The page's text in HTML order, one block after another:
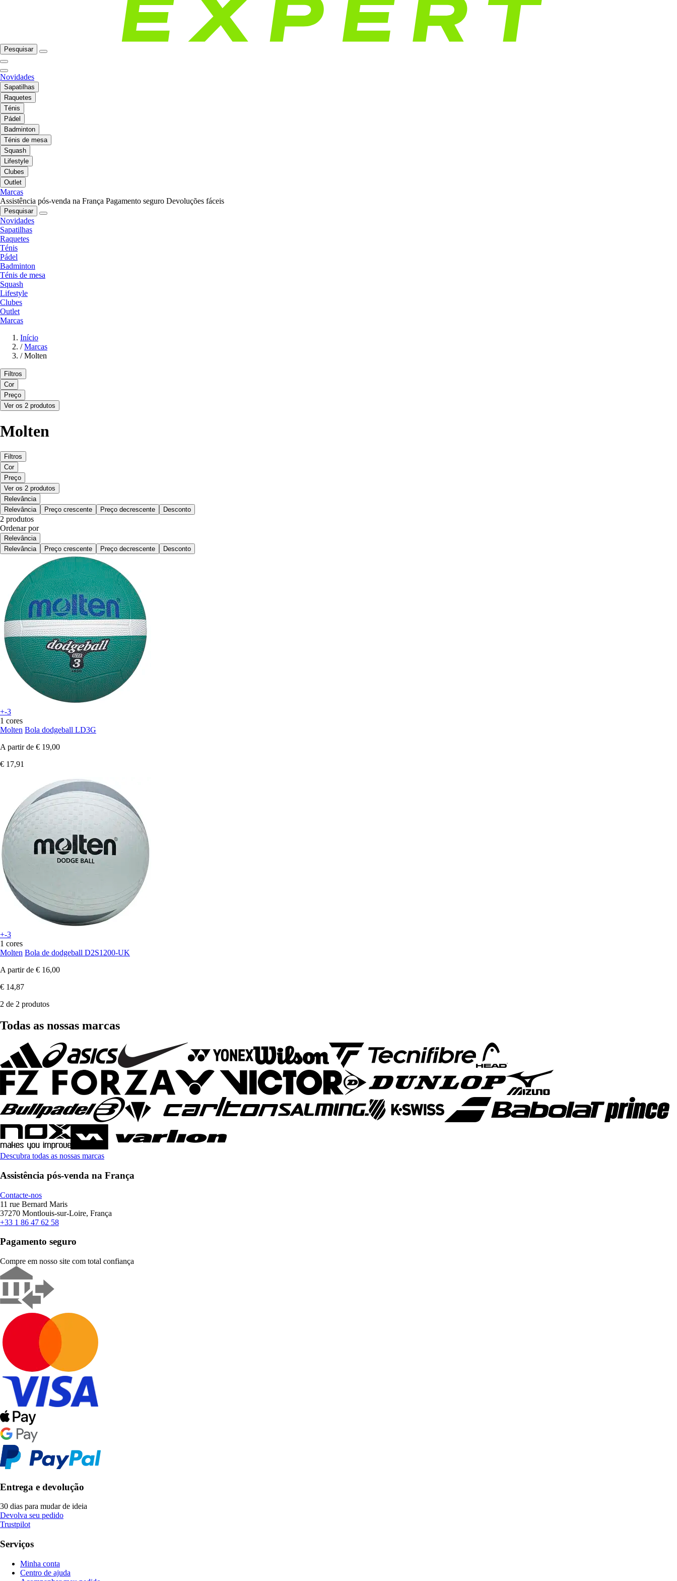
Pesquisar
Novidades
Sapatilhas
Raquetes
Ténis
Pádel
Badminton
Ténis de mesa
Squash
Lifestyle
Clubes
Outlet
Marcas
Assistência pós-venda na França Pagamento seguro Devoluções fáceis
Pesquisar
Novidades
Sapatilhas
Raquetes
Ténis
Pádel
Badminton
Ténis de mesa
Squash
Lifestyle
Clubes
Outlet
Marcas
Início
/ Marcas
/ Molten
Filtros
Cor
Preço
Ver os 2 produtos
Molten
Filtros
Cor
Preço
Ver os 2 produtos
Relevância
Relevância
Preço crescente Preço decrescente Desconto
2 produtos
Ordenar por
Relevância
Relevância
Preço crescente Preço decrescente Desconto
+-3
1 cores
Molten Bola dodgeball LD3G
A partir de € 19,00
€ 17,91
+-3
1 cores
Molten Bola de dodgeball D2S1200-UK
A partir de € 16,00
€ 14,87
2 de 2 produtos
Todas as nossas marcas
Descubra todas as nossas marcas
Assistência pós-venda na França
Contacte-nos
11 rue Bernard Maris
37270 Montlouis-sur-Loire, França
+33 1 86 47 62 58
Pagamento seguro
Compre em nosso site com total confiança
Entrega e devolução
30 dias para mudar de ideia
Devolva seu pedido
Trustpilot
Serviços
Minha conta
Centro de ajuda